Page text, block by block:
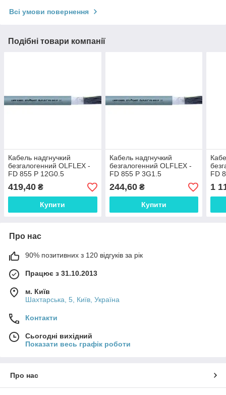
Всі умови повернення
Подібні товари компанії
Кабель надгнучкий
безгалогенний OLFLEX -
FD 855 P 12G0.5
маслостойкий і стійкий до
бурових розчинів 0027535
419,40 ₴
Купити
Кабель надгнучкий
безгалогенний OLFLEX -
FD 855 P 3G1.5
маслостойкий і стійкий до
бурових розчинів 0027576
244,60₴
Купити
FD
1
Про нас
90% позитивних з 120 відгуків за рік
Працює з 31.10.2013
м. Київ
Шахтарська, 5, Київ, Україна
Контакти
Сьогодні вихідний
Показати весь графік роботи
Про нас